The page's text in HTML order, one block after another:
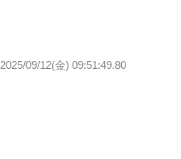
2025/09/12(金) 09:51:49.80